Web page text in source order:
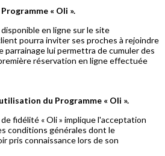
« Oli ».
en ligne sur le site
pourra inviter ses proches à rejoindre
parrainage lui permettra de cumuler des
réservation en ligne effectuée
du Programme « Oli ».
fidélité « Oli » implique l'acceptation
conditions générales dont le
pris connaissance lors de son